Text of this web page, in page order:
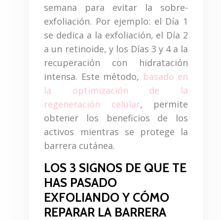
semana para evitar la sobre-
exfoliación. Por ejemplo: el Día 1
se dedica a la exfoliación, el Día 2
a un retinoide, y los Días 3 y 4 a la
recuperación con hidratación
intensa. Este método, basado en
la optimización de la
regeneración celular, permite
obtener los beneficios de los
activos mientras se protege la
barrera cutánea.
LOS 3 SIGNOS DE QUE TE
HAS PASADO
EXFOLIANDO Y CÓMO
REPARAR LA BARRERA